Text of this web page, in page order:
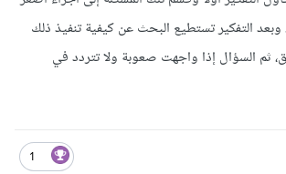
التفكير تستطيع البحث عن كيفية تنفيذ ذلك
ثم السؤال إذا واجهت صعوبة ولا تتردد في
1